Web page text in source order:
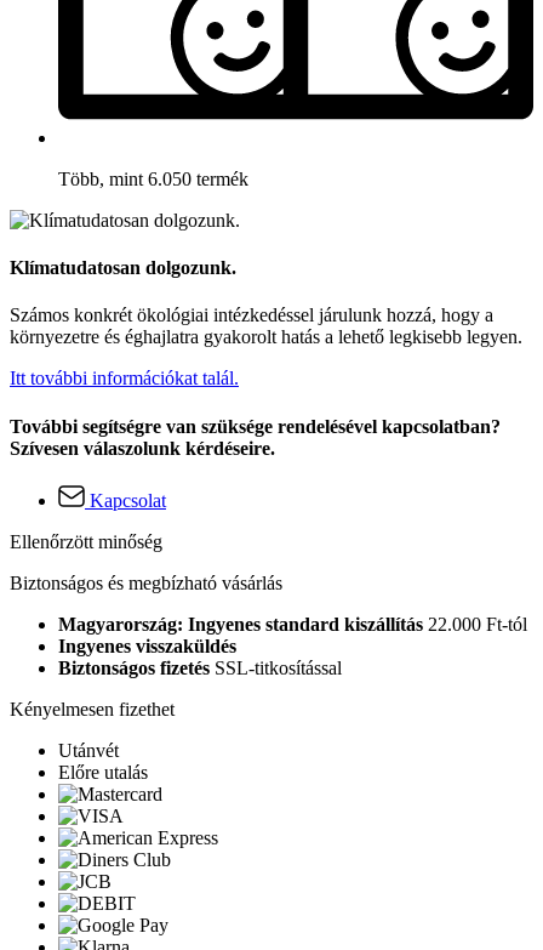
Több, mint 6.050 termék
Klímatudatosan dolgozunk.
Számos konkrét ökológiai intézkedéssel járulunk hozzá, hogy a
környezetre és éghajlatra gyakorolt hatás a lehető legkisebb legyen.
Itt további információkat talál.
További segítségre van szüksége rendelésével kapcsolatban?
Szívesen válaszolunk kérdéseire.
Kapcsolat
Ellenőrzött minőség
Biztonságos és megbízható vásárlás
Magyarország: Ingyenes standard kiszállítás 22.000 Ft-tól
Ingyenes visszaküldés
Biztonságos fizetés SSL-titkosítással
Kényelmesen fizethet
Utánvét
Előre utalás